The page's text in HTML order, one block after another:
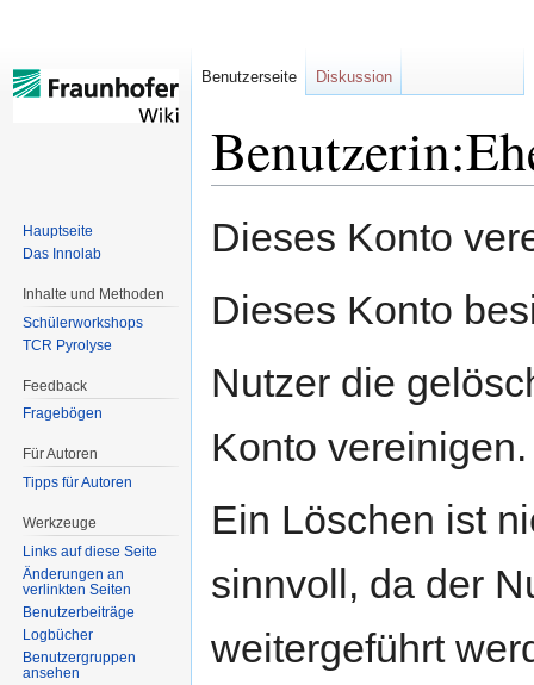
Navigation
Suche
Dieses Konto
Dieses Konto
Nutzer die
Konto vereinigen.
Ein Löschen ist
sinnvoll, da der
weitergeführt
Benutzerseite Diskussion
Hauptseite
Das Innolab
Inhalte und Methoden
Schülerworkshops
TCR Pyrolyse
Feedback
Fragebögen
Für Autoren
Tipps für Autoren
Werkzeuge
Links auf diese Seite
Änderungen an
verlinkten Seiten
Benutzerbeiträge
Logbücher
Benutzergruppen
ansehen